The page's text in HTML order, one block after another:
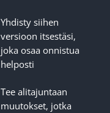
Yhdisty siihen
versioon itsestäsi,
joka osaa onnistua
helposti
Tee alitajuntaan
muutokset, jotka